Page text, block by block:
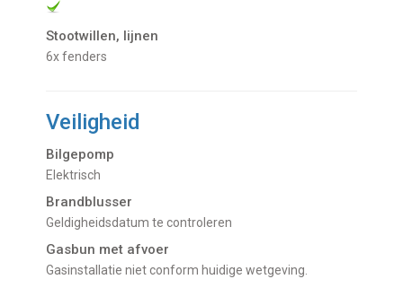
Stootwillen, lijnen
6x fenders
Veiligheid
Bilgepomp
Elektrisch
Brandblusser
Geldigheidsdatum te controleren
Gasbun met afvoer
Gasinstallatie niet conform huidige wetgeving.